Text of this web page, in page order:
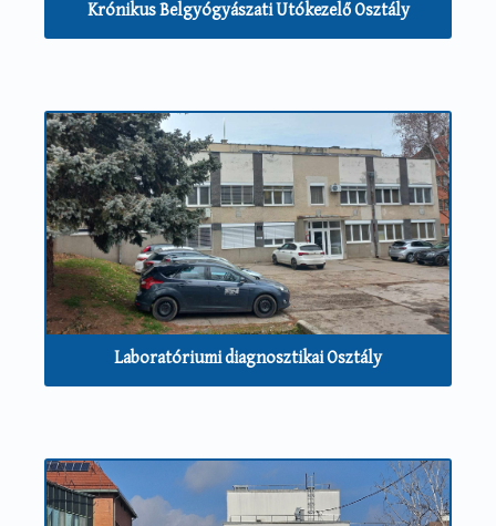
Krónikus Belgyógyászati Utókezelő Osztály
Laboratóriumi diagnosztikai Osztály